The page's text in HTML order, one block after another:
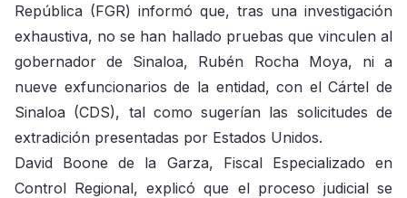
República (FGR) informó que, tras una investigación
exhaustiva, no se han hallado pruebas que vinculen al
gobernador de Sinaloa, Rubén Rocha Moya, ni a
nueve exfuncionarios de la entidad, con el Cártel de
Sinaloa (CDS), tal como sugerían las solicitudes de
extradición presentadas por Estados Unidos.
David Boone de la Garza, Fiscal Especializado en
Control Regional, explicó que el proceso judicial se